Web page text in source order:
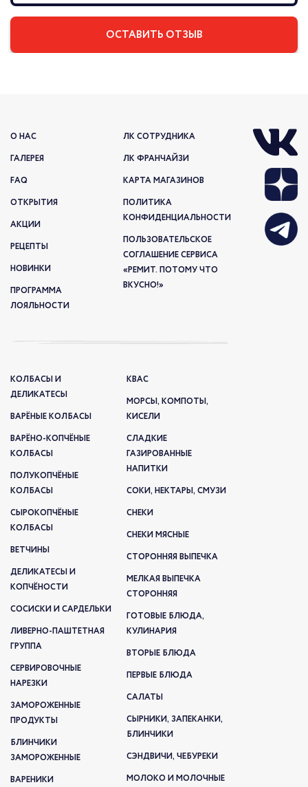
О НАС
ГАЛЕРЕЯ
FAQ
ОТКРЫТИЯ
АКЦИИ
РЕЦЕПТЫ
НОВИНКИ
ПРОГРАММА
ЛОЯЛЬНОСТИ
ЛК СОТРУДНИКА
ЛК ФРАНЧАЙЗИ
КАРТА МАГАЗИНОВ
ПОЛИТИКА
КОНФИДЕНЦИАЛЬНОСТИ
ПОЛЬЗОВАТЕЛЬСКОЕ
СОГЛАШЕНИЕ СЕРВИСА
«РЕМИТ. ПОТОМУ ЧТО
ВКУСНО!»
КОЛБАСЫ И
ДЕЛИКАТЕСЫ
ВАРЁНЫЕ КОЛБАСЫ
ВАРЁНО-КОПЧЁНЫЕ
КОЛБАСЫ
ПОЛУКОПЧЁНЫЕ
КОЛБАСЫ
СЫРОКОПЧЁНЫЕ
КОЛБАСЫ
ВЕТЧИНЫ
ДЕЛИКАТЕСЫ И
КОПЧЁНОСТИ
СОСИСКИ И САРДЕЛЬКИ
ЛИВЕРНО-ПАШТЕТНАЯ
ГРУППА
СЕРВИРОВОЧНЫЕ
НАРЕЗКИ
ЗАМОРОЖЕННЫЕ
ПРОДУКТЫ
БЛИНЧИКИ
ЗАМОРОЖЕННЫЕ
ВАРЕНИКИ
КВАС
МОРСЫ, КОМПОТЫ,
КИСЕЛИ
СЛАДКИЕ
ГАЗИРОВАННЫЕ
НАПИТКИ
СОКИ, НЕКТАРЫ, СМУЗИ
СНЕКИ
СНЕКИ МЯСНЫЕ
СТОРОННЯЯ ВЫПЕЧКА
МЕЛКАЯ ВЫПЕЧКА
СТОРОННЯЯ
ГОТОВЫЕ БЛЮДА,
КУЛИНАРИЯ
ВТОРЫЕ БЛЮДА
ПЕРВЫЕ БЛЮДА
САЛАТЫ
СЫРНИКИ, ЗАПЕКАНКИ,
БЛИНЧИКИ
СЭНДВИЧИ, ЧЕБУРЕКИ
МОЛОКО И МОЛОЧНЫЕ